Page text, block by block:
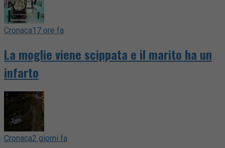
Cronaca17 ore fa
La moglie viene scippata e il marito ha un
infarto
Cronaca2 giorni fa